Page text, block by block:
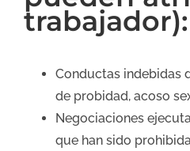
trabajador):
Conductas indebidas
de probidad, acoso
Negociaciones
que han sido